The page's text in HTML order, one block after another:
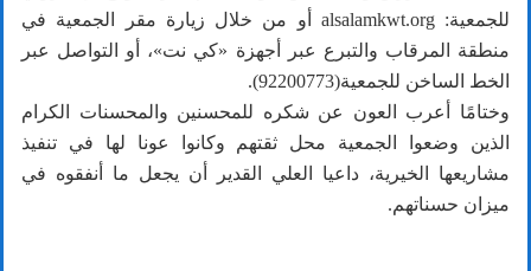
للجمعية: alsalamkwt.org أو من خلال زيارة مقر الجمعية في
منطقة المرقاب والتبرع عبر أجهزة «كي نت»، أو التواصل عبر
الخط الساخن للجمعية(92200773).
وختامًا أعرب العون عن شكره للمحسنين والمحسنات الكرام
الذين وضعوا الجمعية محل ثقتهم وكانوا عونا لها في تنفيذ
مشاريعها الخيرية، داعيا العلي القدير أن يجعل ما أنفقوه في
ميزان حسناتهم.